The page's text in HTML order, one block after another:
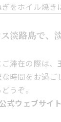
をホイル焼き
淡路島で、
滞在の際は、
時間をお過ご
うぞ。
式ウェブサイ